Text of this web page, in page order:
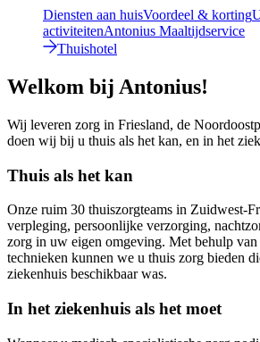
Diensten aan huisVoordeel & korting
activiteitenAntonius Maaltijdservice
Thuishotel
Welkom bij Antonius!
Wij leveren zorg in Friesland, de
doen wij bij u thuis als het kan, en in het
Thuis als het kan
Onze ruim 30 thuiszorgteams in Zuidwest-
verpleging, persoonlijke verzorging,
zorg in uw eigen omgeving. Met behulp
technieken kunnen we u thuis zorg bieden
ziekenhuis beschikbaar was.
In het ziekenhuis als het moet